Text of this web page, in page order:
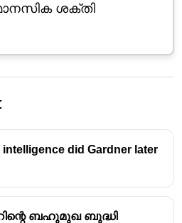
ശക്തി
did Gardner later
ബഹുമുഖ ബുദ്ധി